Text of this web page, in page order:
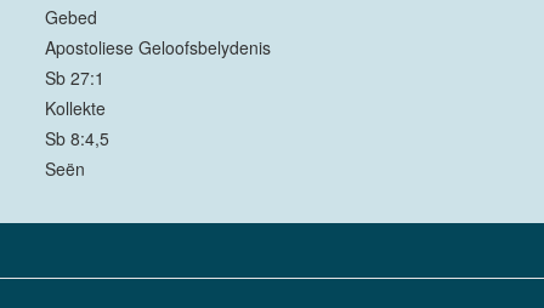
Gebed
Apostoliese Geloofsbelydenis
Sb 27:1
Kollekte
Sb 8:4,5
Seën